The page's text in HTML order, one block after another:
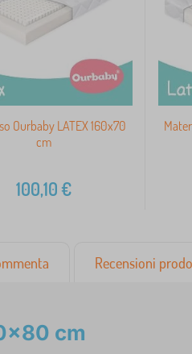
Ourbaby LATEX 160x70
cm
100,10€
Recensioni
cm